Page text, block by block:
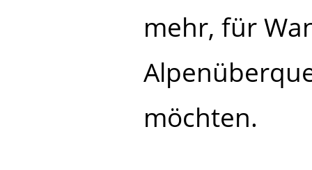
mehr, für
möchten.